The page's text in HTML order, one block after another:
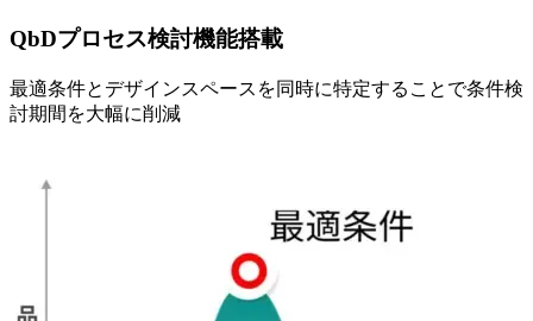
QbDプロセス検討機能搭載
最適条件と デザインスペースを同時に特定する ことで条件検
討期間を大幅に削減